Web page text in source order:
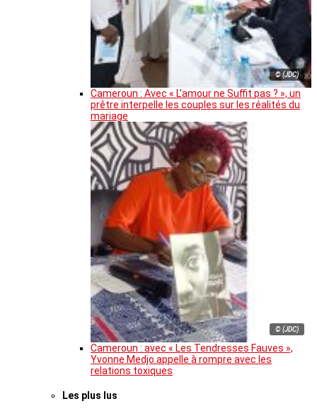
© (JDC)
Cameroun : Avec « L’amour ne Suffit pas ? », un
prêtre interpelle les couples sur les réalités du
mariage
© (JDC)
Cameroun : avec « Les Tendresses Fauves »,
Yvonne Medjo appelle à rompre avec les
relations toxiques
Les plus lus